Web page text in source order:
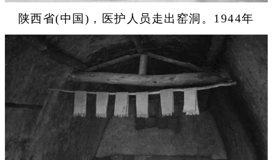
陕西省(中国)，医护人员走出窑洞。1944年